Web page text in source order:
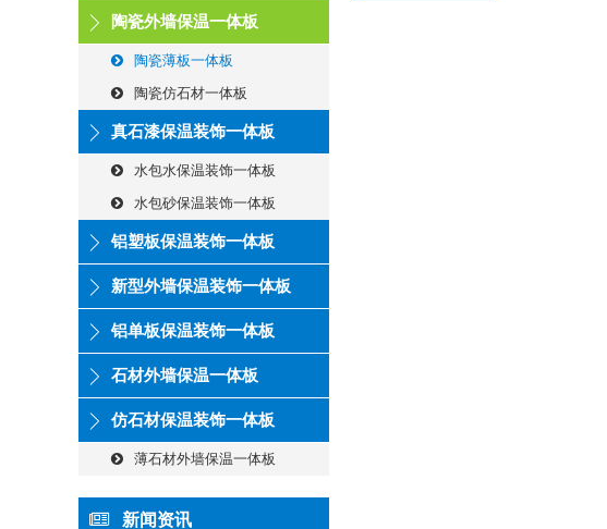
陶瓷外墙保温一体板
陶瓷薄板一体板
陶瓷仿石材一体板
真石漆保温装饰一体板
水包水保温装饰一体板
水包砂保温装饰一体板
铝塑板保温装饰一体板
新型外墙保温装饰一体板
铝单板保温装饰一体板
石材外墙保温一体板
仿石材保温装饰一体板
薄石材外墙保温一体板
新闻资讯